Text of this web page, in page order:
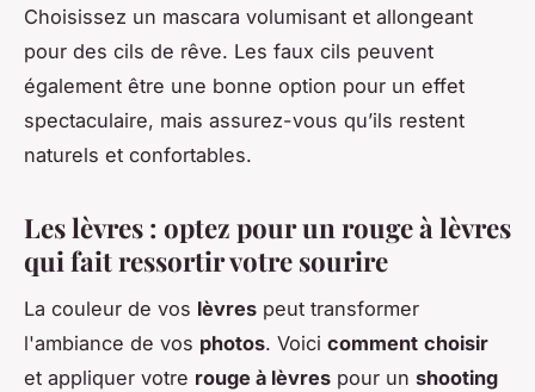
Choisissez un mascara volumisant et allongeant
pour des cils de rêve. Les faux cils peuvent
également être une bonne option pour un effet
spectaculaire, mais assurez-vous qu’ils restent
naturels et confortables.
Les lèvres : optez pour un rouge à lèvres
qui fait ressortir votre sourire
La couleur de vos lèvres peut transformer
l'ambiance de vos photos. Voici comment choisir
et appliquer votre rouge à lèvres pour un shooting